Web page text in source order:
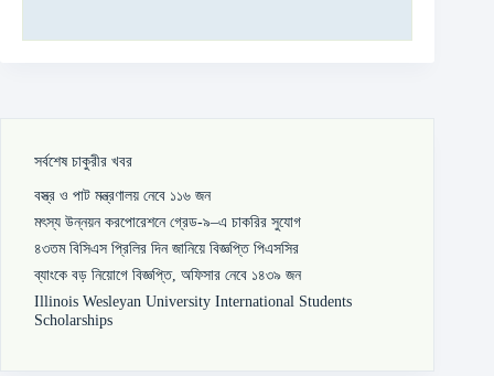
সর্বশেষ চাকুরীর খবর
বস্ত্র ও পাট মন্ত্রণালয় নেবে ১১৬ জন
মৎস্য উন্নয়ন করপোরেশনে গ্রেড-৯–এ চাকরির সুযোগ
৪৩তম বিসিএস প্রিলির দিন জানিয়ে বিজ্ঞপ্তি পিএসসির
ব্যাংকে বড় নিয়োগে বিজ্ঞপ্তি, অফিসার নেবে ১৪৩৯ জন
Illinois Wesleyan University International Students
Scholarships